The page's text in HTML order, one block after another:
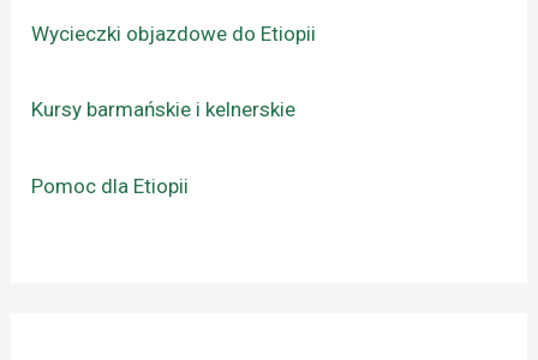
Wycieczki objazdowe do Etiopii
Kursy barmańskie i kelnerskie
Pomoc dla Etiopii